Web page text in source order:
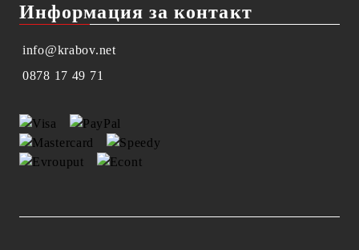
Информация за контакт
info@krabov.net
0878 17 49 71